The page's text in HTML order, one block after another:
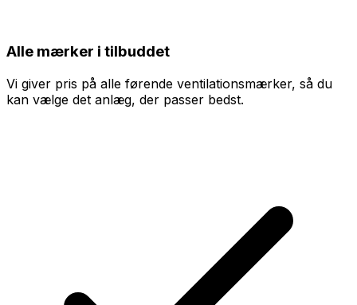
Alle mærker i tilbuddet
Vi giver pris på alle førende ventilationsmærker, så du
kan vælge det anlæg, der passer bedst.